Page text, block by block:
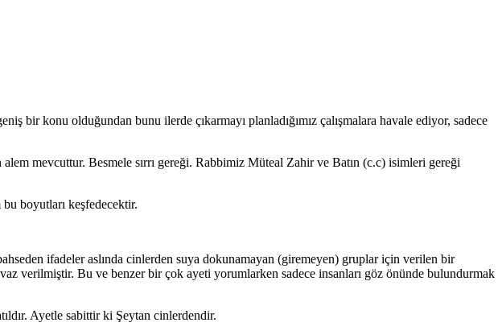
bir konu olduğundan bunu ilerde çıkarmayı planladığımız çalışmalara havale ediyor, sadece
mevcuttur. Besmele sırrı gereği. Rabbimiz Müteal Zahir ve Batın (c.c) isimleri gereği
boyutları keşfedecektir.
ifadeler aslında cinlerden suya dokunamayan (giremeyen) gruplar için verilen bir
verilmiştir. Bu ve benzer bir çok ayeti yorumlarken sadece insanları göz önünde bulundurmak
Ayetle sabittir ki Şeytan cinlerdendir.